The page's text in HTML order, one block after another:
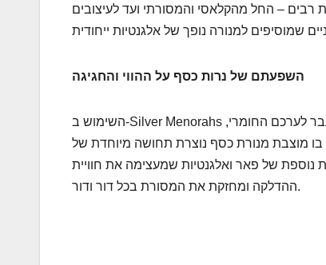
רבים – החל מהקלאסי והמסורתי ועד לעיצובים
השפעתם של נרות כסף על ההווי והחגיגה
השימוש ב-Silver Menorahs בחנוכה מוסיף לאווירה את הזוהר והיופי של הכסף המשולב באור השמן. מעבר לערכם החומרי,
מוצבת מנורת כסף נוצרת תחושה מיוחדת של
נוספת של פאר ואלגנטיות שמעצימה את חוויית
ההדלקה ומחזקת את המסורת בכל דור ודור.